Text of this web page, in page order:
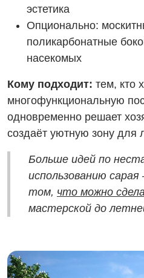
эстетика
Опционально:
поликарбонатные
насекомых
Кому подходит: тем, кто
многофункциональную
одновременно решает
создаёт уютную зону для
Больше идей по
использованию
том, что можно
мастерской до